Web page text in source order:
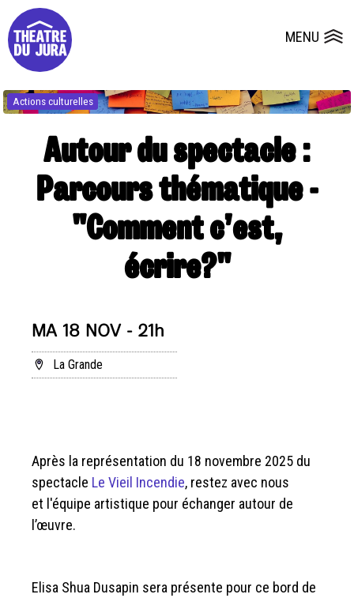
MENU
Presse
Salles
Dépôts de dossiers
Actions culturelles
Autour du spectacle :
Parcours thématique -
"Comment c’est,
écrire?"
Après la représentation du 18 novembre 2025 du
spectacle Le Vieil Incendie, restez avec nous
et l'équipe artistique pour échanger autour de
l’œuvre.
Elisa Shua Dusapin sera présente pour ce bord de
MA 18 NOV - 21h
La Grande